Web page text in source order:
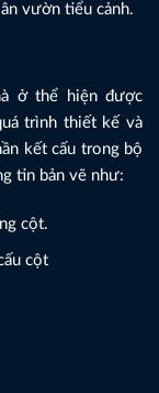
vườn tiểu cảnh.
ở thể hiện được
trình thiết kế và
kết cấu trong bộ
tin bản vẽ như:
cột.
cột